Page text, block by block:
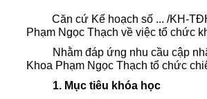
Căn cứ Kế hoạch số .../KH-
Phạm Ngọc Thạch về việc tổ chức
Nhằm đáp ứng nhu cầu cập
Khoa Phạm Ngọc Thạch tổ chức
1. Mục tiêu khóa học